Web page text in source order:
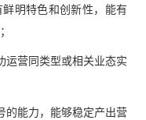
明特色和创新性，能有
运营同类型或相关业态实
的能力，能够稳定产出营